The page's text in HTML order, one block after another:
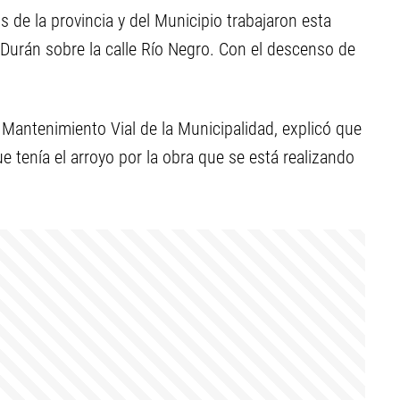
de la provincia y del Municipio trabajaron esta
sobre la calle Río Negro. Con el descenso de
Vial de la Municipalidad, explicó que
tenía el arroyo por la obra que se está realizando